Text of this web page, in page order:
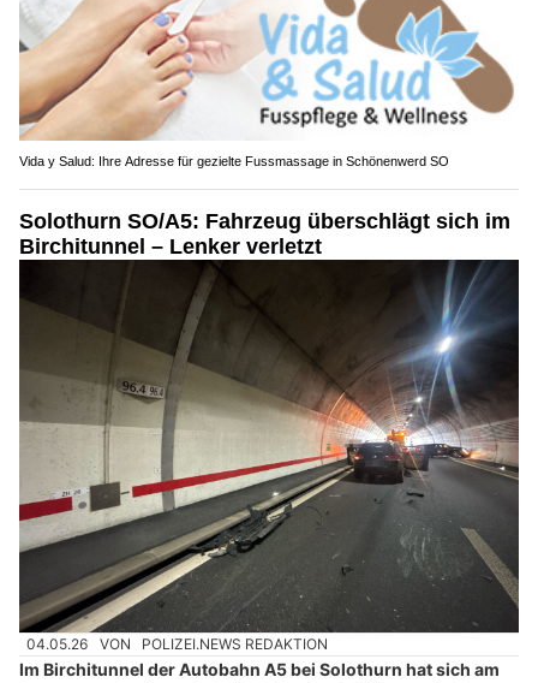
Vida y Salud: Ihre Adresse für gezielte Fussmassage in Schönenwerd SO
Solothurn SO/A5: Fahrzeug überschlägt sich im
Birchitunnel – Lenker verletzt
04.05.26 VON POLIZEI.NEWS REDAKTION
Im Birchitunnel der Autobahn A5 bei Solothurn hat sich am